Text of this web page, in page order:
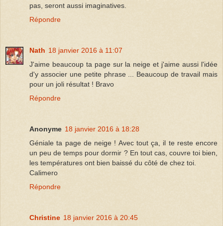
pas, seront aussi imaginatives.
Répondre
Nath 18 janvier 2016 à 11:07
J'aime beaucoup ta page sur la neige et j'aime aussi l'idée
d'y associer une petite phrase ... Beaucoup de travail mais
pour un joli résultat ! Bravo
Répondre
Anonyme 18 janvier 2016 à 18:28
Géniale ta page de neige ! Avec tout ça, il te reste encore
un peu de temps pour dormir ? En tout cas, couvre toi bien,
les températures ont bien baissé du côté de chez toi.
Calimero
Répondre
Christine 18 janvier 2016 à 20:45